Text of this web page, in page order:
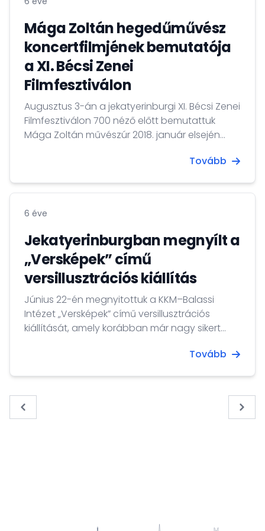
Mága Zoltán hegedűművész
koncertfilmjének bemutatója
a XI. Bécsi Zenei
Filmfesztiválon
Augusztus 3-án a jekatyerinburgi XI. Bécsi Zenei
Filmfesztiválon 700 néző előtt bemutattuk
Mága Zoltán művészúr 2018. január elsején
Tovább
6 éve
Jekatyerinburgban megnyílt a
„Versképek” című
versillusztrációs kiállítás
Június 22-én megnyitottuk a KKM–Balassi
Intézet „Versképek” című versillusztrációs
kiállítását, amely korábban már nagy sikert
Tovább
« Previous Next